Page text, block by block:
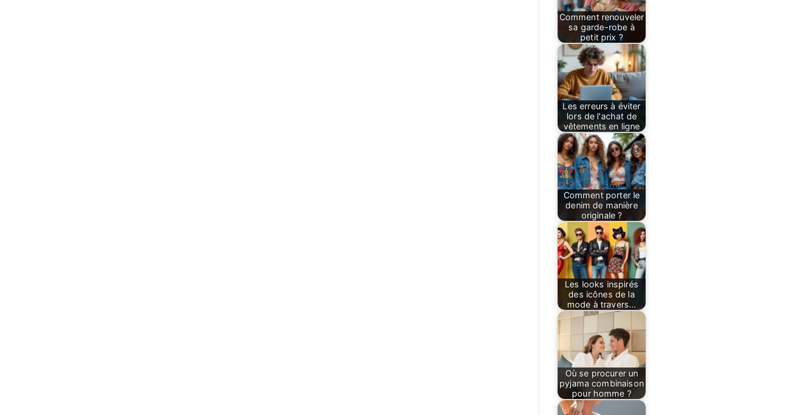
Comment renouveler
sa garde-robe à
petit prix ?
Les erreurs à éviter
lors de l'achat de
vêtements en ligne
Comment porter le
denim de manière
originale ?
Les looks inspirés
des icônes de la
mode à travers…
Où se procurer un
pyjama combinaison
pour homme ?